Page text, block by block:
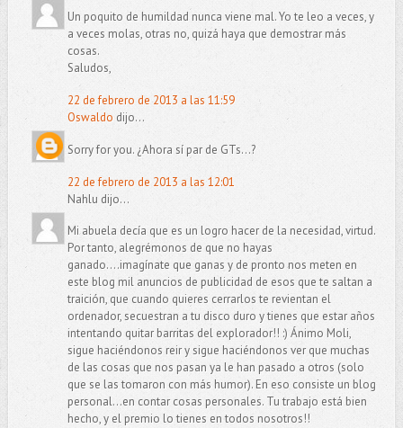
Un poquito de humildad nunca viene mal. Yo te leo a veces, y
a veces molas, otras no, quizá haya que demostrar más
cosas.
Saludos,
22 de febrero de 2013 a las 11:59
Oswaldo dijo...
Sorry for you. ¿Ahora sí par de GTs...?
22 de febrero de 2013 a las 12:01
Nahlu dijo...
Mi abuela decía que es un logro hacer de la necesidad, virtud.
Por tanto, alegrémonos de que no hayas
ganado....imagínate que ganas y de pronto nos meten en
este blog mil anuncios de publicidad de esos que te saltan a
traición, que cuando quieres cerrarlos te revientan el
ordenador, secuestran a tu disco duro y tienes que estar años
intentando quitar barritas del explorador!! :) Ánimo Moli,
sigue haciéndonos reir y sigue haciéndonos ver que muchas
de las cosas que nos pasan ya le han pasado a otros (solo
que se las tomaron con más humor). En eso consiste un blog
personal...en contar cosas personales. Tu trabajo está bien
hecho, y el premio lo tienes en todos nosotros!!